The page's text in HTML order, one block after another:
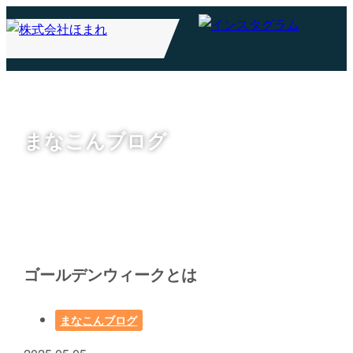
まなこんブログ
ゴールデンウィークとは
まなこんブログ